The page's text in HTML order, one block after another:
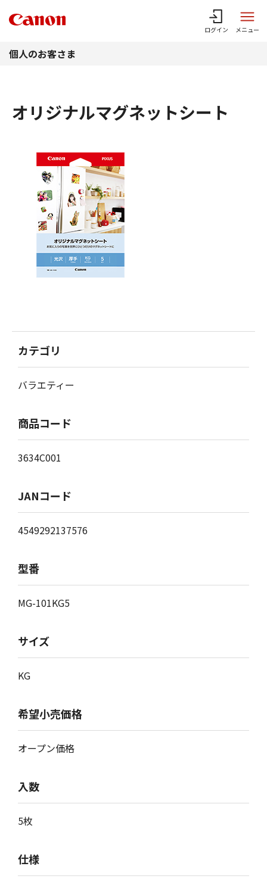
ログイン メニュー
個人のお客さま
オリジナルマグネットシート
カテゴリ
バラエティー
商品コード
3634C001
JANコード
4549292137576
型番
MG-101KG5
サイズ
KG
希望小売価格
オープン価格
入数
5枚
仕様